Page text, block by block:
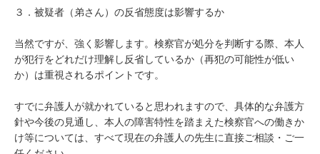
３．被疑者（弟さん）の反省態度は影響するか
当然ですが、強く影響します。検察官が処分を判断する際、本人
が犯行をどれだけ理解し反省しているか（再犯の可能性が低い
か）は重視されるポイントです。
すでに弁護人が就かれていると思われますので、具体的な弁護方
針や今後の見通し、本人の障害特性を踏まえた検察官への働きか
け等については、すべて現在の弁護人の先生に直接ご相談・ご一